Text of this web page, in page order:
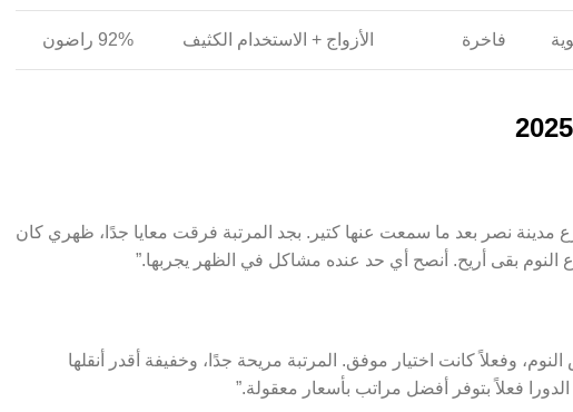
فاخرة الأزواج + الاستخدام الكثيف 92% راضون
مدينة نصر بعد ما سمعت عنها كتير. بجد المرتبة فرقت معايا جدًا، ظهري كان
النوم بقى أريح. أنصح أي حد عنده مشاكل في الظهر يجربها.”
وفعلاً كانت اختيار موفق. المرتبة مريحة جدًا، وخفيفة أقدر أنقلها
فعلاً بتوفر أفضل مراتب بأسعار معقولة.”